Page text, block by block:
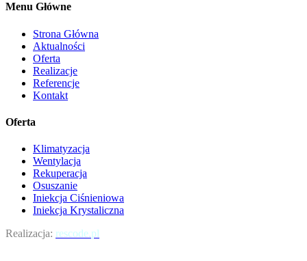
Menu Główne
Strona Główna
Aktualności
Oferta
Realizacje
Referencje
Kontakt
Oferta
Klimatyzacja
Wentylacja
Rekuperacja
Osuszanie
Iniekcja Ciśnieniowa
Iniekcja Krystaliczna
Realizacja: rescode.pl